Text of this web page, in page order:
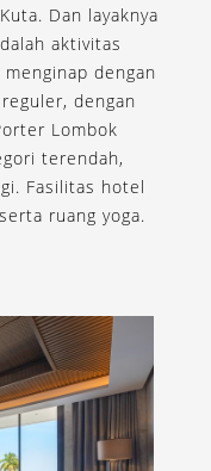
Dan layaknya
aktivitas
dengan
dengan
Lombok
terendah,
Fasilitas hotel
ruang yoga.